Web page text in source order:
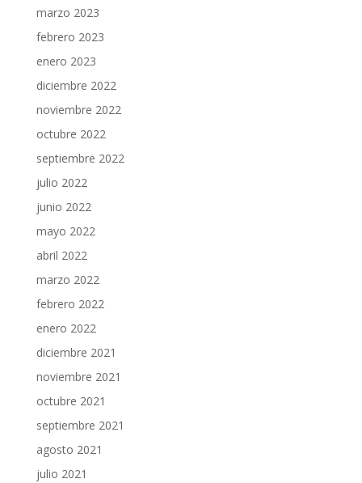
marzo 2023
febrero 2023
enero 2023
diciembre 2022
noviembre 2022
octubre 2022
septiembre 2022
julio 2022
junio 2022
mayo 2022
abril 2022
marzo 2022
febrero 2022
enero 2022
diciembre 2021
noviembre 2021
octubre 2021
septiembre 2021
agosto 2021
julio 2021